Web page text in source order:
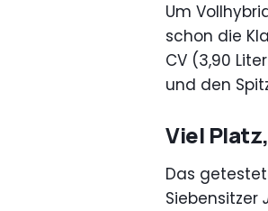
Um
schon die
CV (3,90
und den
Viel
Das
Siebensitzer